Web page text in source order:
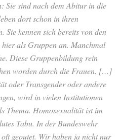
Sie sind nach dem Abitur in die
dort schon in ihren
Sie kennen sich bereits von den
hier als Gruppen an. Manchmal
Diese Gruppenbildung rein
worden durch die Frauen. […]
oder Transgender oder andere
wird in vielen Institutionen
Thema. Homosexualität ist im
Tabu. In der Bundeswehr
geoutet. Wir haben ja nicht nur